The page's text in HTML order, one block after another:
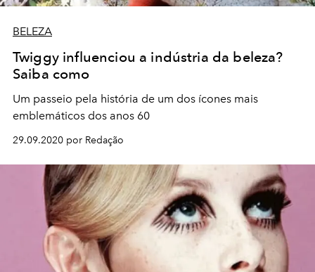
BELEZA
Twiggy influenciou a indústria da beleza?
Saiba como
Um passeio pela história de um dos ícones mais
emblemáticos dos anos 60
29.09.2020 por Redação